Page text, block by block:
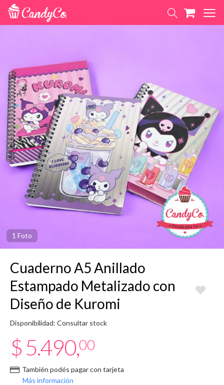
1 Foto
Cuaderno A5 Anillado
Estampado Metalizado con
Diseño de Kuromi
Disponibilidad: Consultar stock
$ 5.490,00
También podés pagar con tarjeta
Más información